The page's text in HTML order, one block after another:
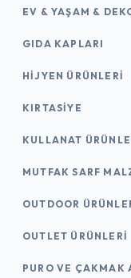
EV & YAŞAM &
GIDA KAPLARI
HIJYEN ÜRÜNLERI
KIRTASİYE
KULLANAT
MUTFAK SARF
OUTDOOR
OUTLET ÜRÜNLERI
PURO VE ÇAKMAK